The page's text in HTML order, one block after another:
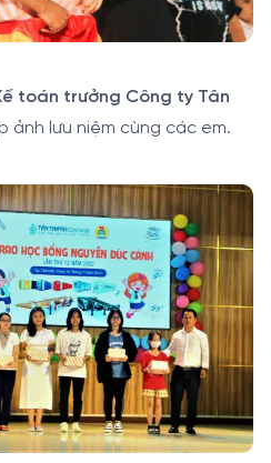
toán trưởng Công ty Tân
ảnh lưu niệm cùng các em.